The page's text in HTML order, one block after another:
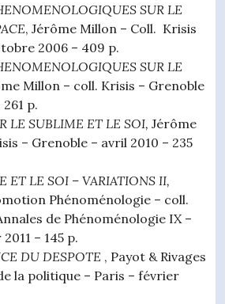
SUR LE
, Jérôme Millon – Coll. Krisis
2006 – 409 p.
SUR LE
Millon – coll. Krisis – Grenoble
p.
LE SUBLIME ET LE SOI, Jérôme
– Grenoble – avril 2010 – 235
ET LE SOI – VARIATIONS II,
Phénoménologie – coll.
de Phénoménologie IX –
– 145 p.
DU DESPOTE , Payot & Rivages
la politique – Paris – février